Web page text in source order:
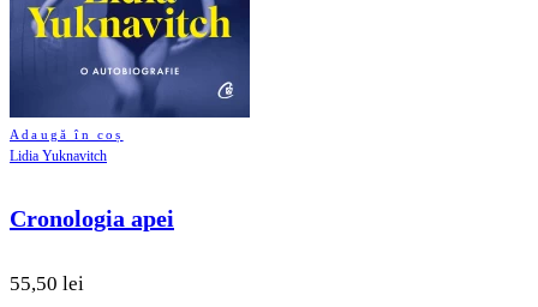
Adaugă în coș
Lidia Yuknavitch
Cronologia apei
55,50 lei